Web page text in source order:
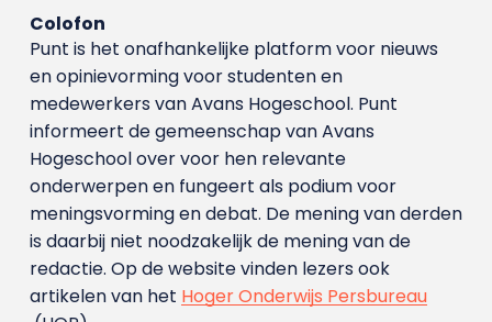
Colofon
Punt is het onafhankelijke platform voor nieuws
en opinievorming voor studenten en
medewerkers van Avans Hoge­school. Punt
informeert de gemeenschap van Avans
Hogeschool over voor hen relevante
onderwerpen en fungeert als podium voor
meningsvorming en debat. De mening van derden
is daarbij niet noodzakelijk de mening van de
redactie. Op de website vinden lezers ook
artikelen van het Hoger Onderwijs Persbureau